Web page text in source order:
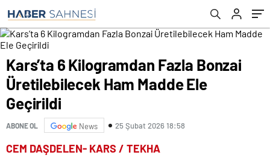
Kars’ta 6 Kilogramdan Fazla Bonzai
Üretilebilecek Ham Madde Ele
Geçirildi
ABONE OL News 25 Şubat 2026 18:58
CEM DAŞDELEN- KARS / TEKHA